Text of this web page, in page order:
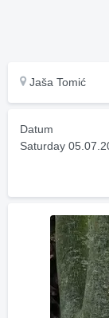
Jaša Tomić
Datum
Saturday